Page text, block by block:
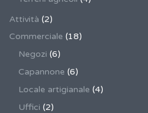
Attività (2)
Commerciale (18)
Negozi (6)
Capannone (6)
Locale artigianale (4)
Uffici (2)